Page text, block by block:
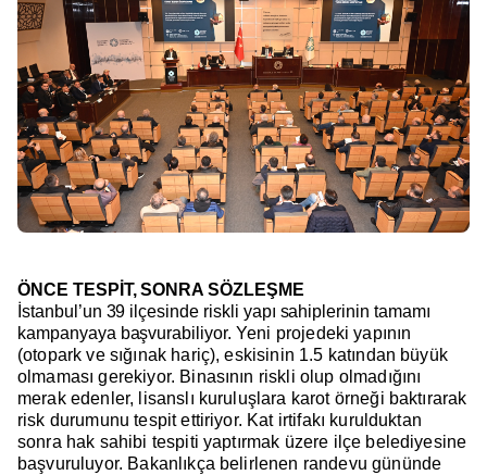
ÖNCE TESPİT, SONRA SÖZLEŞME
İstanbul’un 39 ilçesinde riskli yapı sahiplerinin tamamı
kampanyaya başvurabiliyor. Yeni projedeki yapının
(otopark ve sığınak hariç), eskisinin 1.5 katından büyük
olmaması gerekiyor. Binasının riskli olup olmadığını
merak edenler, lisanslı kuruluşlara karot örneği baktırarak
risk durumunu tespit ettiriyor. Kat irtifakı kurulduktan
sonra hak sahibi tespiti yaptırmak üzere ilçe belediyesine
başvuruluyor. Bakanlıkça belirlenen randevu gününde